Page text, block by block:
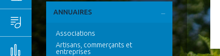
Emploi & économie
ANNUAIRES
Associations
Artisans, commerçants et
entreprises